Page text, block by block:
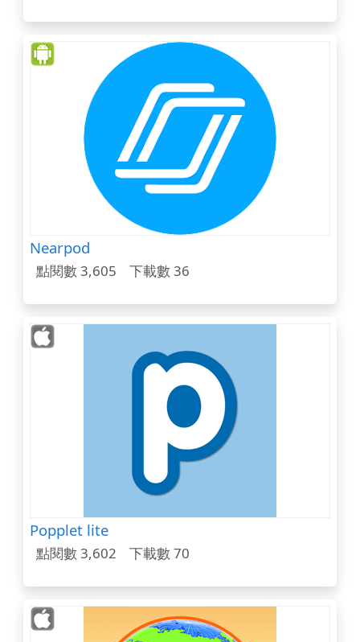
Nearpod
點閱數 3,605 下載數 36
Popplet lite
點閱數 3,602 下載數 70